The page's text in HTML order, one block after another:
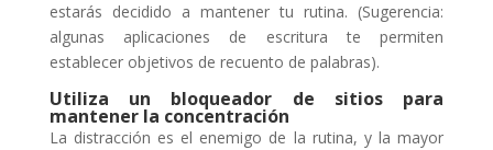
estarás decidido a mantener tu rutina. (Sugerencia:
algunas aplicaciones de escritura te permiten
establecer objetivos de recuento de palabras).
Utiliza un bloqueador de sitios para
mantener la concentración
La distracción es el enemigo de la rutina, y la mayor